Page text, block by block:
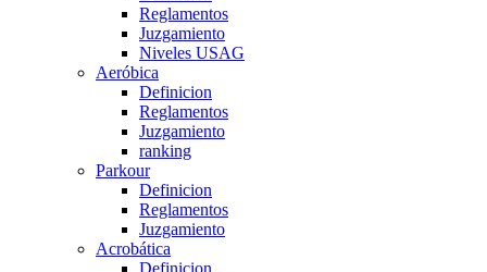
Reglamentos
Juzgamiento
Niveles USAG
Aeróbica
Definicion
Reglamentos
Juzgamiento
ranking
Parkour
Definicion
Reglamentos
Juzgamiento
Acrobática
Definicion